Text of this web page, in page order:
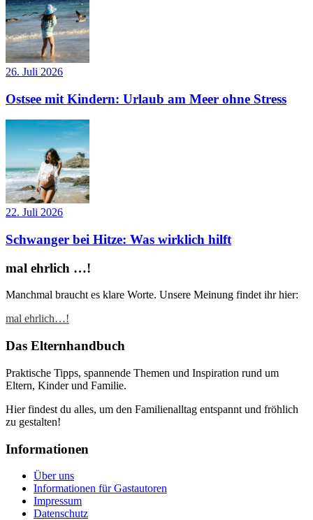
26. Juli 2026
Ostsee mit Kindern: Urlaub am Meer ohne Stress
22. Juli 2026
Schwanger bei Hitze: Was wirklich hilft
mal ehrlich …!
Manchmal braucht es klare Worte. Unsere Meinung findet ihr hier:
mal ehrlich…!
Das Elternhandbuch
Praktische Tipps, spannende Themen und Inspiration rund um
Eltern, Kinder und Familie.
Hier findest du alles, um den Familienalltag entspannt und fröhlich
zu gestalten!
Informationen
Über uns
Informationen für Gastautoren
Impressum
Datenschutz